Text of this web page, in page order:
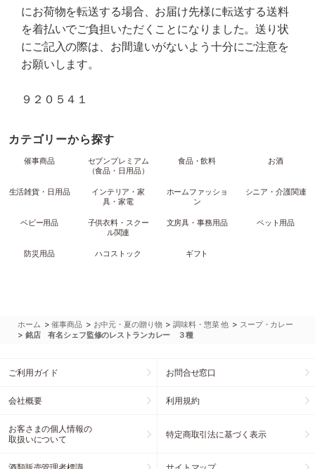
にお荷物を転送する場合、お届け先様に転送する送料
を着払いでご負担いただくことになりました。送り状
にご記入の際は、お間違いがないよう十分にご注意を
お願いします。
９２０５４１
カテゴリーから探す
催事商品
セブンプレミアム
（食品・日用品）
食品・飲料 お酒
生活雑貨・日用品
インテリア・家
具・家電
ホームファッショ
ン
シニア・介護関連
ベビー用品
子供衣料・スクー
ル関連
文房具・事務用品 ペット用品
防災用品 ハコストック ギフト
ホーム >催事商品 > お中元・夏の贈り物 >調味料・惣菜 他 > スープ・カレー
> 銘店 有名シェフ監修のレストランカレー ３種
ご利用ガイド お問合せ窓口
会社概要 利用規約
お客さまの個人情報の
取扱いについて
特定商取引法に基づく表示